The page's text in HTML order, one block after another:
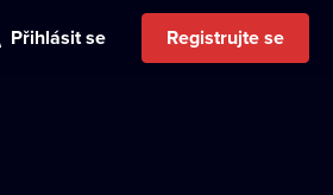
Přihlásit se Registrujte se